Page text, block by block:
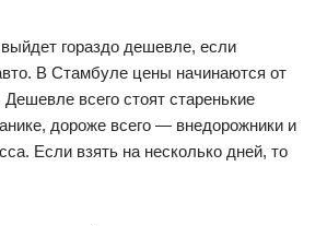
гораздо дешевле, если
В Стамбуле цены начинаются от
всего стоят старенькие
дороже всего — внедорожники и
Если взять на несколько дней, то